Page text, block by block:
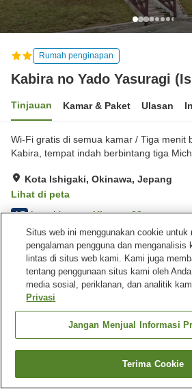
Rumah penginapan
Kabira no Yado Yasuragi
Tinjauan Kamar & Paket Ulasan
Wi-Fi gratis di semua kamar / Tiga menit
Kabira, tempat indah berbintang tiga
Kota Ishigaki, Okinawa, Jepang
Lihat di peta
4.7 Luar biasa Ulasan:23
Fasilitas properti
Tempat parkir
Laundry berbayar
Jepang Okinawa
Kota
Kabira no Yado Yasuragi (Ishigakijima)
Cari kamar
Situs web ini menggunakan cookie untuk
pengalaman pengguna dan menganalisis
lintas di situs web kami. Kami juga
tentang penggunaan situs kami oleh
media sosial, periklanan, dan analitik
Privasi
Jangan Menjual Informasi
Terima Cookie